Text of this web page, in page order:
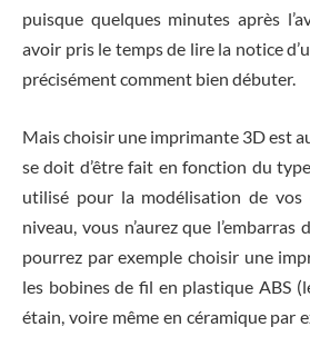
puisque quelques minutes après
avoir pris le temps de lire la notice
précisément comment bien débuter.
Mais choisir une imprimante 3D est
se doit d’être fait en fonction du
utilisé pour la modélisation de vos
niveau, vous n’aurez que
pourrez par exemple choisir une
les bobines de fil en plastique ABS
étain, voire même en céramique par